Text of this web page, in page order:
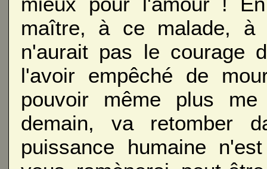
maître, à ce malade, à
n'aurait pas le courage
l'avoir empêché de
pouvoir même plus
demain, va retomber
puissance humaine